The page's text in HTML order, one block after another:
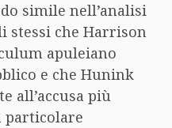
simile nell’analisi
stessi che Harrison
apuleiano
e che Hunink
all’accusa più
particolare